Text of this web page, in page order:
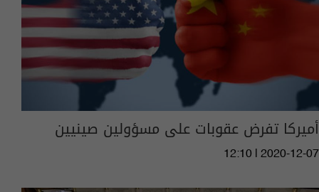
أميركا تفرض عقوبات على مسؤولين صينيين
12:10 | 2020-12-07